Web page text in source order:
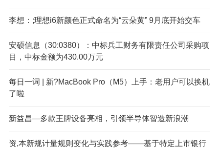
李想：;理想i6新颜色正式命名为“云朵黄” 9月底开始交车
安硕信息（30:0380）：中标兵工财务有限责任公司采购项
目，中标金额为430.00万元
每日一词 | 新?MacBook Pro（M5）上手：老用户可以换机
了啦
新益昌—多款王牌设备亮相，引领半导体智造新浪潮
资,本新规计量规则变化与实践参考——基于特定上市银行